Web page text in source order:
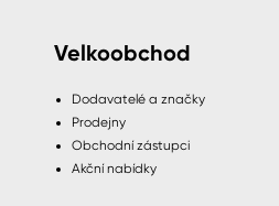
Velkoobchod
Dodavatelé a značky
Prodejny
Obchodní zástupci
Akční nabídky